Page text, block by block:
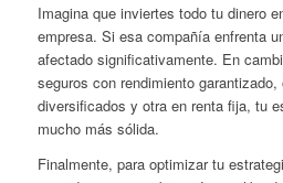
Imagina que inviertes todo tu dinero
empresa. Si esa compañía enfrenta
afectado significativamente. En
seguros con rendimiento
diversificados y otra en renta fija, tu
mucho más sólida.
Finalmente, para optimizar tu